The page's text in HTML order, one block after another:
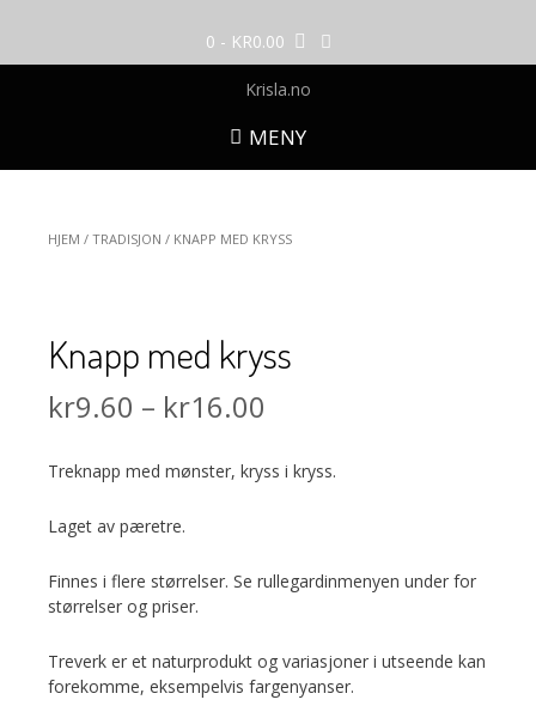
content
0 - KR0.00
MENY
HJEM / TRADISJON / KNAPP MED KRYSS
Knapp med kryss
kr9.60 – kr16.00
Treknapp med mønster, kryss i kryss.
Laget av pæretre.
Finnes i flere størrelser. Se rullegardinmenyen under for
størrelser og priser.
Treverk er et naturprodukt og variasjoner i utseende kan
forekomme, eksempelvis fargenyanser.